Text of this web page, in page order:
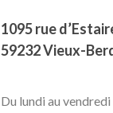
1095 rue
59232 Vieux-
Du lundi au